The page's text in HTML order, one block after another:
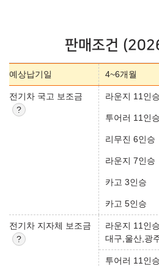
판매조건
예상납기일 4~6개월
전기차 국고 보조금 라운지 11인승
투어러 11인승
리무진 6인승
라운지 7인승
카고 3인승
카고 5인승
전기차 지자체 보조금
라운지 11인
대구,울산,광
투어러 11인